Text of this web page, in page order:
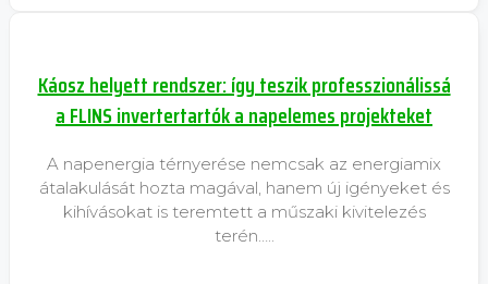
Káosz helyett rendszer: így teszik professzionálissá
a FLINS invertertartók a napelemes projekteket
A napenergia térnyerése nemcsak az energiamix
átalakulását hozta magával, hanem új igényeket és
kihívásokat is teremtett a műszaki kivitelezés
terén…..